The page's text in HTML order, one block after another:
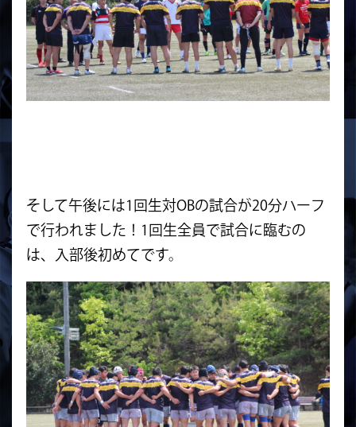
そして午後には1回生対OBの試合が20分ハーフ
で行われました！1回生全員で試合に臨むの
は、入部後初めてです。